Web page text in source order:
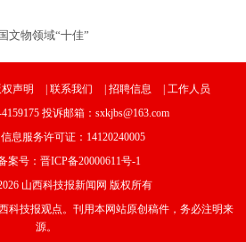
文物领域“十佳”
声明 联系我们 招聘信息
工作人员
投诉邮箱：sxkjbs@163.com
息服务许可证：14120240005
案号： 晋ICP备20000611号-1
山西科技报新闻网 版权所有
科技报观点。刊用本网站原创稿件，务必注明来
源。